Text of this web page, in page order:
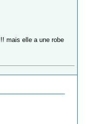
mais elle a une robe